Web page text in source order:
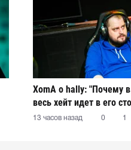
XomA о hally: "Почему
весь хейт идет в его
остается загадкой"
13 часов назад 0 1